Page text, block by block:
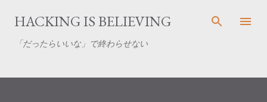
スキップしてメイン コンテンツに移動
HACKING IS BELIEVING
「だったらいいな」で終わらせない